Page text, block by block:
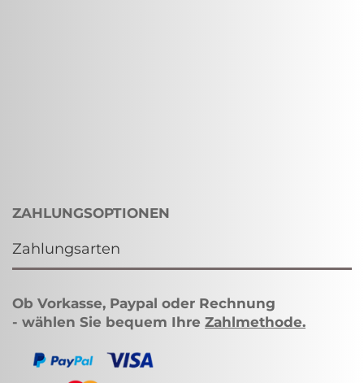
ZAHLUNGSOPTIONEN
Zahlungsarten
Ob Vorkasse, Paypal oder Rechnung
- wählen Sie bequem Ihre Zahlmethode.